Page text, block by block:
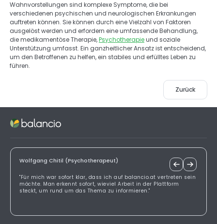
Wahnvorstellungen sind komplexe Symptome, die bei
verschiedenen psychischen und neurologischen Erkrankungen
auftreten können. Sie können durch eine Vielzahl von Faktoren
ausgelöst werden und erfordern eine umfassende Behandlung,
die medikamentöse Therapie, Psychotherapie und soziale
Unterstützung umfasst. Ein ganzheitlicher Ansatz ist entscheidend,
um den Betroffenen zu helfen, ein stabiles und erfülltes Leben zu
führen.
Zurück
Wolfgang Chitil (Psychotherapeut)
"Für mich war sofort klar, dass ich auf balancio.at vertreten sein
möchte. Man erkennt sofort, wieviel Arbeit in der Plattform
steckt, um rund um das Thema zu informieren."